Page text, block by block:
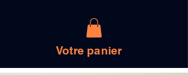
Votre panier